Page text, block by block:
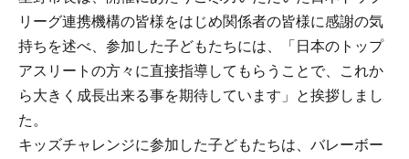
リーグ連携機構の皆様をはじめ関係者の皆様に感謝の気
持ちを述べ、参加した子どもたちには、「日本のトップ
アスリートの方々に直接指導してもらうことで、これか
ら大きく成長出来る事を期待しています」と挨拶しまし
た。
キッズチャレンジに参加した子どもたちは、バレーボー